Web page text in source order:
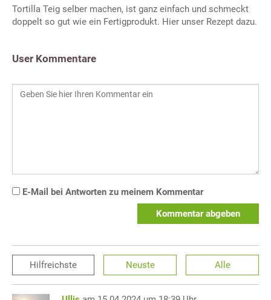
Tortilla Teig selber machen, ist ganz einfach und schmeckt
doppelt so gut wie ein Fertigprodukt. Hier unser Rezept dazu.
User Kommentare
E-Mail bei Antworten zu meinem Kommentar
Kommentar abgeben
Hilfreichste Neuste Alle